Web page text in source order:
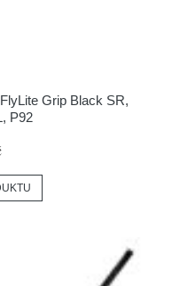
Grip Black SR,
P92